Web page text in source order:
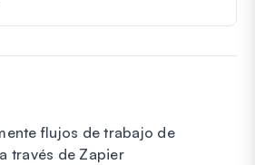
flujos de trabajo de
través de Zapier